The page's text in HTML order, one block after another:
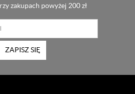
zakupach powyżej 200 zł
ZAPISZ SIĘ